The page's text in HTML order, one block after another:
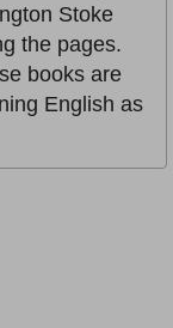
Stoke
the pages.
books are
English as